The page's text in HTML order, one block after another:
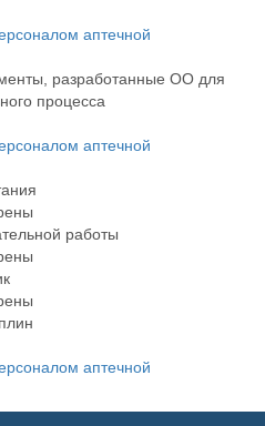
аптечной
разработанные ОО для
процесса
аптечной
работы
аптечной